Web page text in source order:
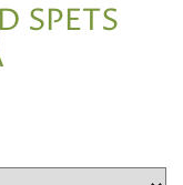
SPETS